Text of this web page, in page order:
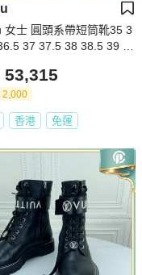
女士 圓頭系帶短筒靴35 3
37 37.5 38 38.5 39 3
: 21cm
53,315
2,000
香港 免運